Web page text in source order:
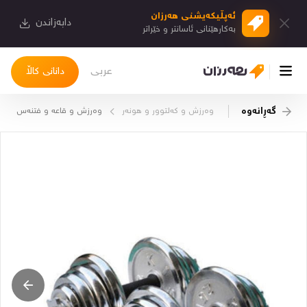
ئەپڵیكەیشنی هەرزان
بەكارهێنانی ئاسانتر و خێراتر دابەزاندن
دانانی کاڵا عربی
دوا بینراوەکان
چات
گەڕانەوە وەرزش و کەلتوور و هونەر وەرزش و قاعە و فتنەس